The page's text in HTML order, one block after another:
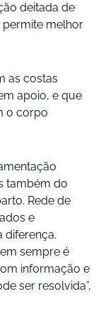
deitada de
permite melhor
as costas
apoio, e que
o corpo
também do
Rede de
e
diferença.
sempre é
informação e
ser resolvida”,